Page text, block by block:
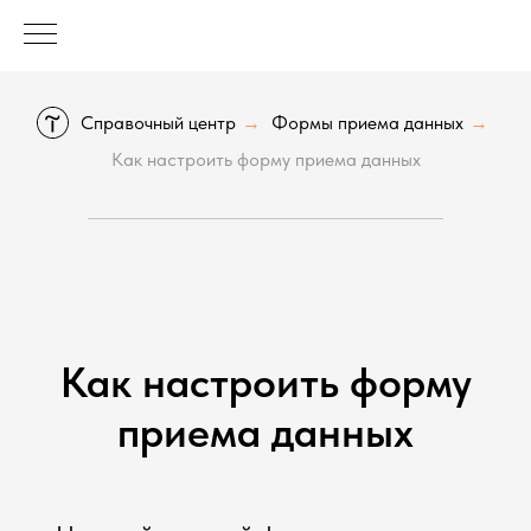
Справочный центр → Формы приема данных →
Как настроить форму приема данных
Как настроить форму
приема данных